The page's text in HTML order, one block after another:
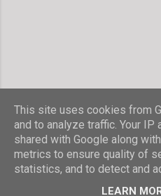
c
e
n
This site uses cookies from
and to analyze traffic. Your
shared with Google along
metrics to ensure quality of
statistics, and to detect and
LEARN